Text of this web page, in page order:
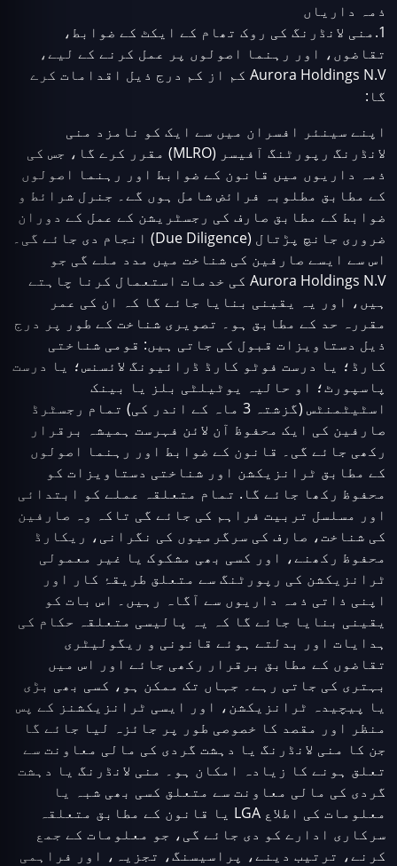
ذمہ داریاں
1.منی لانڈرنگ کی روک تھام کے ایکٹ کے ضوابط،
تقاضوں، اور رہنما اصولوں پر عمل کرنے کے لیے،
Aurora Holdings N.V کم از کم درج ذیل اقدامات کرے
گا:
اپنے سینئر افسران میں سے ایک کو نامزد منی
لانڈرنگ رپورٹنگ آفیسر (MLRO) مقرر کرے گا، جس کی
ذمہ داریوں میں قانون کے ضوابط اور رہنما اصولوں
کے مطابق مطلوبہ فرائض شامل ہوں گے۔ جنرل شرائط و
ضوابط کے مطابق صارف کی رجسٹریشن کے عمل کے دوران
ضروری جانچ پڑتال (Due Diligence) انجام دی جائے گی۔
اس سے ایسے صارفین کی شناخت میں مدد ملے گی جو
Aurora Holdings N.V کی خدمات استعمال کرنا چاہتے
ہیں، اور یہ یقینی بنایا جائے گا کہ ان کی عمر
مقررہ حد کے مطابق ہو۔ تصویری شناخت کے طور پر درج
ذیل دستاویزات قبول کی جاتی ہیں: قومی شناختی
کارڈ؛ یا درست فوٹو کارڈ ڈرائیونگ لائسنس؛ یا درست
پاسپورٹ؛ او حالیہ یوٹیلٹی بلز یا بینک
اسٹیٹمنٹس (گزشتہ 3 ماہ کے اندر کی) تمام رجسٹرڈ
صارفین کی ایک محفوظ آن لائن فہرست ہمیشہ برقرار
رکھی جائے گی۔ قانون کے ضوابط اور رہنما اصولوں
کے مطابق ٹرانزیکشن اور شناختی دستاویزات کو
محفوظ رکھا جائے گا. تمام متعلقہ عملے کو ابتدائی
اور مسلسل تربیت فراہم کی جائے گی تاکہ وہ صارفین
کی شناخت، صارف کی سرگرمیوں کی نگرانی، ریکارڈ
محفوظ رکھنے، اور کسی بھی مشکوک یا غیر معمولی
ٹرانزیکشن کی رپورٹنگ سے متعلق طریقۂ کار اور
اپنی ذاتی ذمہ داریوں سے آگاہ رہیں۔ اس بات کو
یقینی بنایا جائے گا کہ یہ پالیسی متعلقہ حکام کی
ہدایات اور بدلتے ہوئے قانونی و ریگولیٹری
تقاضوں کے مطابق برقرار رکھی جائے اور اس میں
بہتری کی جاتی رہے۔ جہاں تک ممکن ہو، کسی بھی بڑی
یا پیچیدہ ٹرانزیکشن، اور ایسی ٹرانزیکشنز کے پس
منظر اور مقصد کا خصوصی طور پر جائزہ لیا جائے گا
جن کا منی لانڈرنگ یا دہشت گردی کی مالی معاونت سے
تعلق ہونے کا زیادہ امکان ہو۔ منی لانڈرنگ یا دہشت
گردی کی مالی معاونت سے متعلق کسی بھی شبہ یا
معلومات کی اطلاع LGA یا قانون کے مطابق متعلقہ
سرکاری ادارے کو دی جائے گی، جو معلومات کے جمع
کرنے، ترتیب دینے، پراسیسنگ، تجزیہ، اور فراہمی